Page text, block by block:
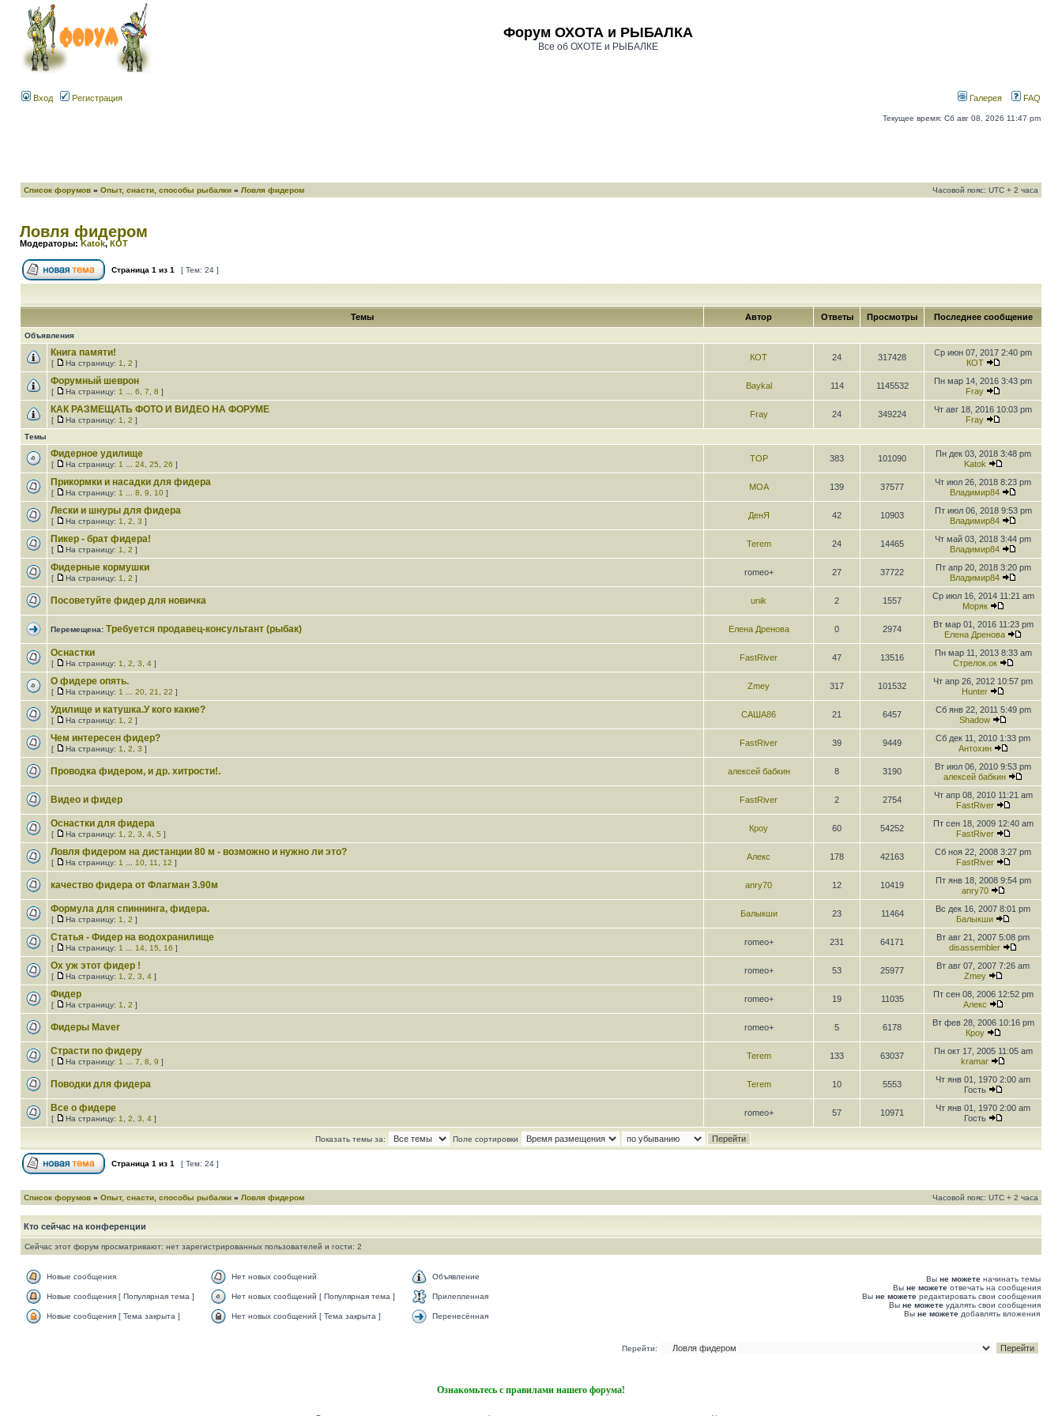
Форум ОХОТА и РЫБАЛКА
Все об ОХОТЕ и РЫБАЛКЕ
Вход Регистрация Галерея FAQ
Текущее время: Сб авг 08, 2026 11:47 pm
Список форумов » Опыт, снасти, способы рыбалки » Ловля фидером Часовой пояс: UTC + 2 часа
Ловля фидером
Модераторы:Katok,КОТ
Страница 1 из 1 [ Тем: 24 ]
Темы Автор Ответы Просмотры Последнее сообщение
Объявления
Книга памяти!
[ На страницу: 1 2 ]
КОТ 24 317428
Ср июн 07, 2017 2:40 pm
КОТ
Форумный шеврон
[ На страницу: 1 6 7 8 ]
Baykal 114 1145532
Пн мар 14, 2016 3:43 pm
Fray
КАК РАЗМЕЩАТЬ ФОТО И ВИДЕО НА ФОРУМЕ
[ На страницу: 1 2 ]
Fray 24 349224
Чт авг 18, 2016 10:03 pm
Fray
Темы
Фидерное удилище
[ На страницу: 1 24 25 26 ]
TOP 383 101090
Пн дек 03, 2018 3:48 pm
Katok
Прикормки и насадки для фидера
[ На страницу: 1 8 9 10 ]
MOA 139 37577
Чт июл 26, 2018 8:23 pm
Владимир84
Лески и шнуры для фидера
[ На страницу: 1 2 3 ]
ДенЯ 42 10903
Пт июл 06, 2018 9:53 pm
Владимир84
Пикер - брат фидера!
[ На страницу: 1 2 ]
Terem 24 14465
Чт май 03, 2018 3:44 pm
Владимир84
Фидерные кормушки
[ На страницу: 1 2 ]
romeo+ 27 37722
Пт апр 20, 2018 3:20 pm
Владимир84
Посоветуйте фидер для новичка unik 2 1557
Ср июл 16, 2014 11:21 am
Моряк
Перемещена: Требуется продавец-консультант (рыбак) Елена Дренова 0 2974
Вт мар 01, 2016 11:23 pm
Елена Дренова
Оснастки
[ На страницу: 1 2 3 4 ]
FastRiver 47 13516
Пн мар 11, 2013 8:33 am
Стрелок.ок
О фидере опять.
[ На страницу: 1 20 21 22 ]
Zmey 317 101532
Чт апр 26, 2012 10:57 pm
Hunter
Удилище и катушка.У кого какие?
[ На страницу: 1 2 ]
САША86 21 6457
Сб янв 22, 2011 5:49 pm
Shadow
Чем интересен фидер?
[ На страницу: 1 2 3 ]
FastRiver 39 9449
Сб дек 11, 2010 1:33 pm
Антохин
Проводка фидером, и др. хитрости!. алексей бабкин 8 3190
Вт июл 06, 2010 9:53 pm
алексей бабкин
Видео и фидер FastRiver 2 2754
Чт апр 08, 2010 11:21 am
FastRiver
Оснастки для фидера
[ На страницу: 1 2 3 4 5 ]
Кроу 60 54252
Пт сен 18, 2009 12:40 am
FastRiver
Ловля фидером на дистанции 80 м - возможно и нужно ли это?
[ На страницу: 1 10 11 12 ]
Алекс 178 42163
Сб ноя 22, 2008 3:27 pm
FastRiver
качество фидера от Флагман 3.90м anry70 12 10419
Пт янв 18, 2008 9:54 pm
anry70
Формула для спиннинга, фидера.
[ На страницу: 1 2 ]
Балыкши 23 11464
Вс дек 16, 2007 8:01 pm
Балыкши
Статья - Фидер на водохранилище
[ На страницу: 1 14 15 16 ]
romeo+ 231 64171
Вт авг 21, 2007 5:08 pm
disassembler
Ох уж этот фидер !
[ На страницу: 1 2 3 4 ]
romeo+ 53 25977
Вт авг 07, 2007 7:26 am
Zmey
Фидер
[ На страницу: 1 2 ]
romeo+ 19 11035
Пт сен 08, 2006 12:52 pm
Алекс
Фидеры Maver romeo+ 5 6178
Вт фев 28, 2006 10:16 pm
Кроу
Страсти по фидеру
[ На страницу: 1 7 8 9 ]
Terem 133 63037
Пн окт 17, 2005 11:05 am
kramar
Поводки для фидера Terem 10 5553
Чт янв 01, 1970 2:00 am
Гость
Все о фидере
[ На страницу: 1 2 3 4 ]
romeo+ 57 10971
Чт янв 01, 1970 2:00 am
Гость
Показать темы за: Поле сортировки
Страница 1 из 1 [ Тем: 24 ]
Список форумов » Опыт, снасти, способы рыбалки » Ловля фидером Часовой пояс: UTC + 2 часа
Кто сейчас на конференции
Сейчас этот форум просматривают: нет зарегистрированных пользователей и гости: 2
Новые сообщения Нет новых сообщений Объявление
Новые сообщения [ Популярная тема ] Нет новых сообщений [ Популярная тема ] Прилепленная
Новые сообщения [ Тема закрыта ] Нет новых сообщений [ Тема закрыта ] Перенесённая
Вы не можете начинать темы
Вы не можете отвечать на сообщения
Вы не можете редактировать свои сообщения
Вы не можете удалять свои сообщения
Вы не можете добавлять вложения
Перейти:
Ознакомьтесь с правилами нашего форума!